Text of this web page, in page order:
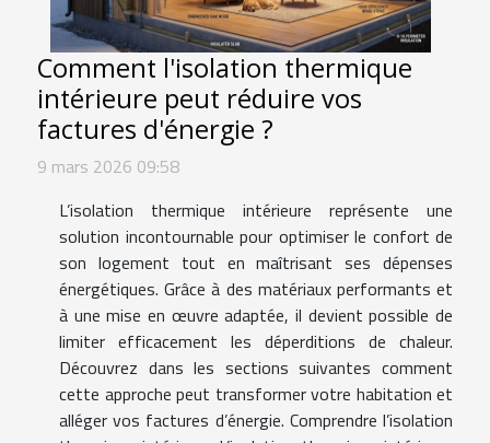
Comment l'isolation thermique
intérieure peut réduire vos
factures d'énergie ?
9 mars 2026 09:58
L’isolation thermique intérieure représente une
solution incontournable pour optimiser le confort de
son logement tout en maîtrisant ses dépenses
énergétiques. Grâce à des matériaux performants et
à une mise en œuvre adaptée, il devient possible de
limiter efficacement les déperditions de chaleur.
Découvrez dans les sections suivantes comment
cette approche peut transformer votre habitation et
alléger vos factures d’énergie. Comprendre l’isolation